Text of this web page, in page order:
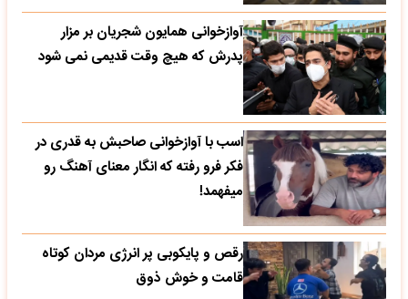
آوازخوانی همایون شجریان بر مزار
پدرش که هیچ وقت قدیمی نمی شود
اسب با آوازخوانی صاحبش به قدری در
فکر فرو رفته که انگار معنای آهنگ رو
میفهمد!
رقص و پایکوبی پر انرژی مردان کوتاه
قامت و خوش ذوق